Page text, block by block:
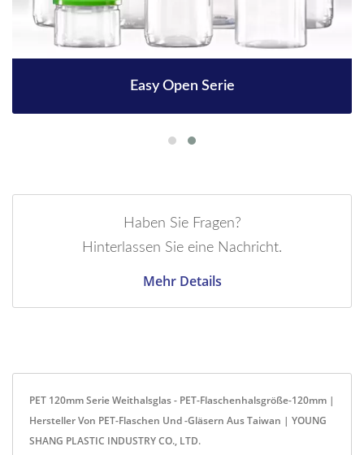
Easy Open Serie
Haben Sie Fragen?
Hinterlassen Sie eine Nachricht.
Mehr Details
PET 120mm Serie Weithalsglas - PET-Flaschenhalsgröße-120mm |
Hersteller Von PET-Flaschen Und -Gläsern Aus Taiwan | YOUNG
SHANG PLASTIC INDUSTRY CO., LTD.